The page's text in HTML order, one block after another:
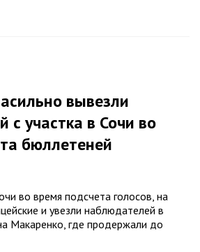
вывезли
с участка в Сочи во
бюллетеней
во время подсчета голосов, на
и увезли наблюдателей в
Макаренко, где продержали до